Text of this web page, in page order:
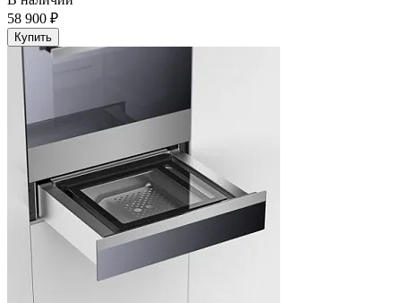
58 900 ₽
Купить